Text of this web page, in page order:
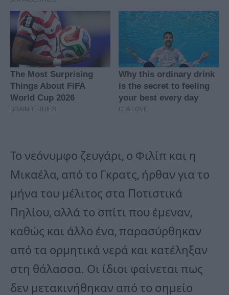
Το νεόνυμφο ζευγάρι, ο Φιλίπ και η
Μικαέλα, από το Γκρατς, ήρθαν για το
μήνα του μέλιτος στα Ποτιστικά
Πηλίου, αλλά το σπίτι που έμεναν,
καθώς και άλλο ένα, παρασύρθηκαν
από τα ορμητικά νερά και κατέληξαν
στη θάλασσα. Οι ίδιοι φαίνεται πως
δεν μετακινήθηκαν από το σημείο